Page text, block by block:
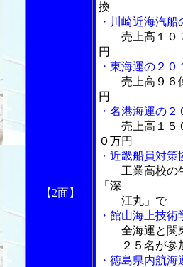
【2面】
換
・川崎近海汽
売上高１０
円
・東海運の２
売上高９６
円
・名港海運の
売上高１５
０万円
・近畿船員対
工業高校の
「深
江丸」で
・館山海上技
全海運と関
２５名が参
・徳島県内航